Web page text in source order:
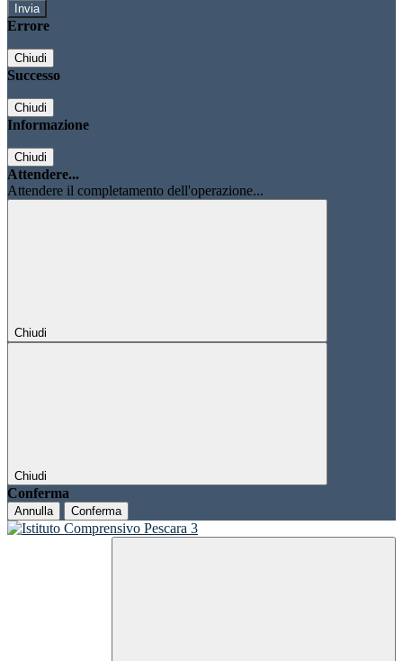
Errore
Chiudi
Successo
Chiudi
Informazione
Chiudi
Attendere...
Attendere il completamento dell'operazione...
Chiudi
Chiudi
Conferma
Annulla Conferma